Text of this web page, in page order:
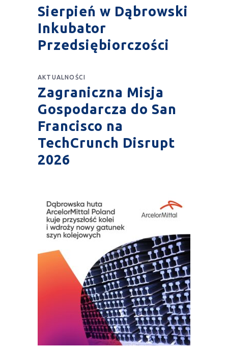
Sierpień w Dąbrowski
Inkubator
Przedsiębiorczości
AKTUALNOŚCI
Zagraniczna Misja
Gospodarcza do San
Francisco na
TechCrunch Disrupt
2026